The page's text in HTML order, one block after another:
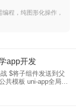
程，纯图形化操作，
app开发